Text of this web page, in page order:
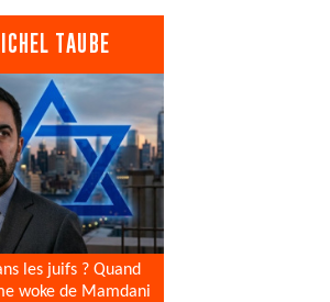
TAUBE
les juifs ? Quand
woke de Mamdani